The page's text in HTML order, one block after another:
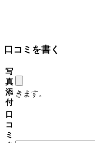
口コミを書く
写
真
添
付
きます。
口
コ
ミ